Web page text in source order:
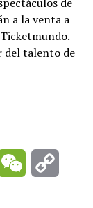
a la venta a
del talento de
WeChat